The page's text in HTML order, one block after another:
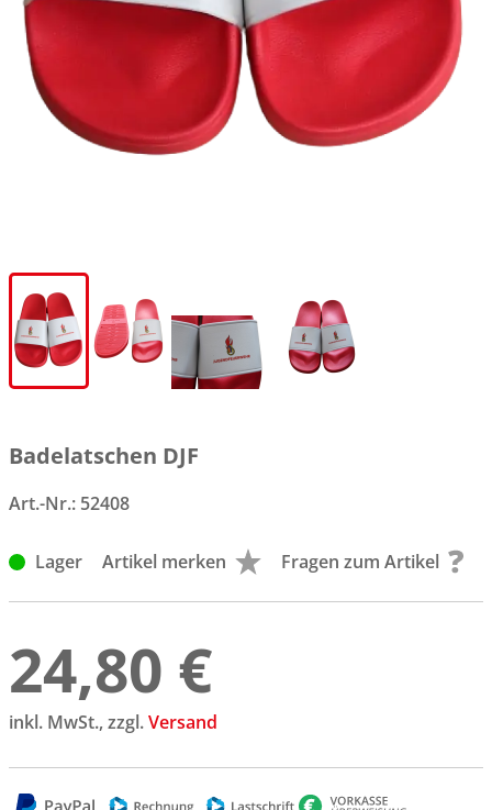
Badelatschen DJF
Art.-Nr.: 52408
Lager Artikel merken Fragen zum Artikel
24,80 €
inkl. MwSt., zzgl.Versand